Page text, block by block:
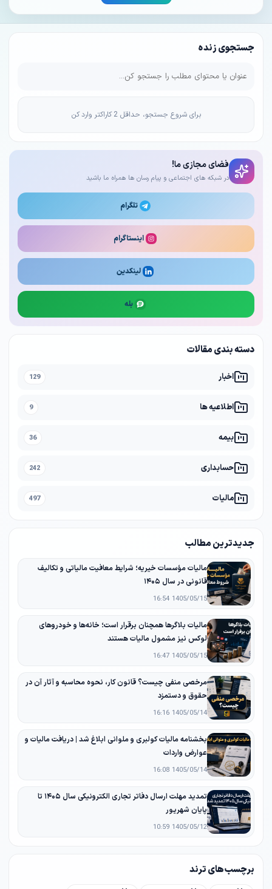
جستجوی زنده
برای شروع جستجو، حداقل 2 کاراکتر وارد کن
فضای مجازی ما!
در شبکه های اجتماعی و پیام رسان ها همراه ما باشید
تلگرام
اینستاگرام
لینکدین
بله
دسته بندی مقالات
اخبار 129
اطلاعیه ها 9
بیمه 36
حسابداری 242
مالیات 497
جدیدترین مطالب
مالیات مؤسسات خیریه؛ شرایط معافیت مالیاتی و تکالیف
قانونی در سال ۱۴۰۵
1405/05/15 16:54
مالیات بلاگرها همچنان برقرار است؛ خانه‌ها و خودروهای
لوکس نیز مشمول مالیات هستند
1405/05/15 16:47
مرخصی منفی چیست؟ قانون کار، نحوه محاسبه و آثار آن در
حقوق و دستمزد
1405/05/14 16:16
بخشنامه مالیات کولبری و ملوانی ابلاغ شد | دریافت مالیات و
عوارض واردات
1405/05/14 16:08
تمدید مهلت ارسال دفاتر تجاری الکترونیکی سال ۱۴۰۵ تا
پایان شهریور
1405/05/12 10:59
برچسب های ترند